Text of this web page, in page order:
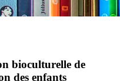
bioculturelle de
des enfants